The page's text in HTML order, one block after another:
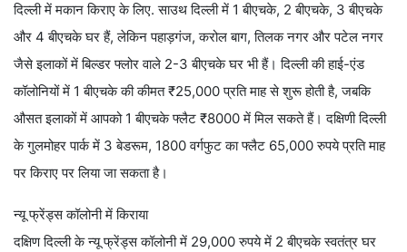
दिल्ली में मकान किराए के लिए. साउथ दिल्ली में 1 बीएचके, 2 बीएचके, 3 बीएचके
और 4 बीएचके घर हैं, लेकिन पहाड़गंज, करोल बाग, तिलक नगर और पटेल नगर
जैसे इलाकों में बिल्डर फ्लोर वाले 2-3 बीएचके घर भी हैं। दिल्ली की हाई-एंड
कॉलोनियों में 1 बीएचके की कीमत ₹25,000 प्रति माह से शुरू होती है, जबकि
औसत इलाकों में आपको 1 बीएचके फ्लैट ₹8000 में मिल सकते हैं। दक्षिणी दिल्ली
के गुलमोहर पार्क में 3 बेडरूम, 1800 वर्गफुट का फ्लैट 65,000 रुपये प्रति माह
पर किराए पर लिया जा सकता है।
न्यू फ्रेंड्स कॉलोनी में किराया
दक्षिण दिल्ली के न्यू फ्रेंड्स कॉलोनी में 29,000 रुपये में 2 बीएचके स्वतंत्र घर